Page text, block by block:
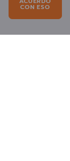
CON ESO